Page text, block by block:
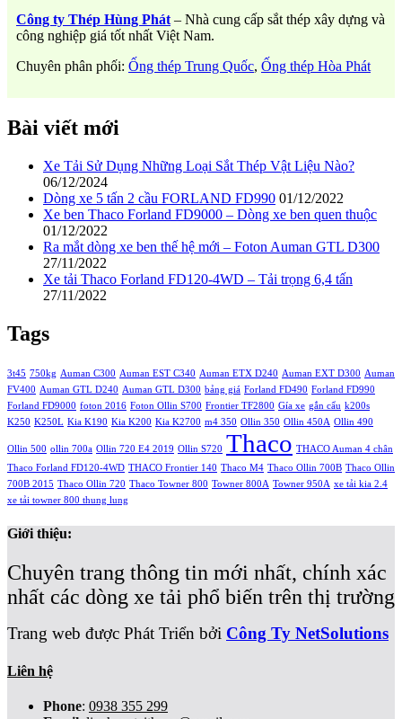
Công ty Thép Hùng Phát – Nhà cung cấp sắt thép xây dựng và
công nghiệp giá tốt nhất Việt Nam.
Chuyên phân phối: Ống thép Trung Quốc, Ống thép Hòa Phát
Bài viết mới
Xe Tải Sử Dụng Những Loại Sắt Thép Vật Liệu Nào?
06/12/2024
Dòng xe 5 tấn 2 cầu FORLAND FD990 01/12/2022
Xe ben Thaco Forland FD9000 – Dòng xe ben quen thuộc
01/12/2022
Ra mắt dòng xe ben thế hệ mới – Foton Auman GTL D300
27/11/2022
Xe tải Thaco Forland FD120-4WD – Tải trọng 6,4 tấn
27/11/2022
Tags
3t45 750kg Auman C300 Auman EST C340 Auman ETX D240 Auman EXT D300 Auman
FV400 Auman GTL D240 Auman GTL D300 bảng giá Forland FD490 Forland FD990
Forland FD9000 foton 2016 Foton Ollin S700 Frontier TF2800 Gía xe gắn cẩu k200s
K250 K250L Kia K190 Kia K200 Kia K2700 m4 350 Ollin 350 Ollin 450A Ollin 490
Ollin 500 ollin 700a Ollin 720 E4 2019 Ollin S720 Thaco THACO Auman 4 chân
Thaco Forland FD120-4WD THACO Frontier 140 Thaco M4 Thaco Ollin 700B Thaco Ollin
700B 2015 Thaco Ollin 720 Thaco Towner 800 Towner 800A Towner 950A xe tải kia 2.4
xe tải towner 800 thung lung
Giới thiệu:
Chuyên trang thông tin mới nhất, chính xác
nhất các dòng xe tải phổ biến trên thị trường
Trang web được Phát Triển bởi Công Ty NetSolutions
Liên hệ
Phone: 0938 355 299